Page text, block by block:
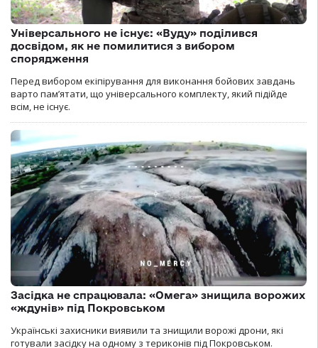
Універсального не існує: «Вуду» поділився
досвідом, як не помилитися з вибором
спорядження
Перед вибором екіпірування для виконання бойових завдань
варто пам’ятати, що універсального комплекту, який підійде
всім, не існує.
Засідка не спрацювала: «Омега» знищила ворожих
«ждунів» під Покровськом
Українські захисники виявили та знищили ворожі дрони, які
готували засідку на одному з териконів під Покровськом.